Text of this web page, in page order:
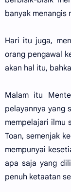
banyak menangis
Hari itu juga,
orang pengawal
akan hal itu,
Malam itu
pelayannya yang
mempelajari ilmu
Toan, semenjak
mempunyai
apa saja yang
penuh ketaatan